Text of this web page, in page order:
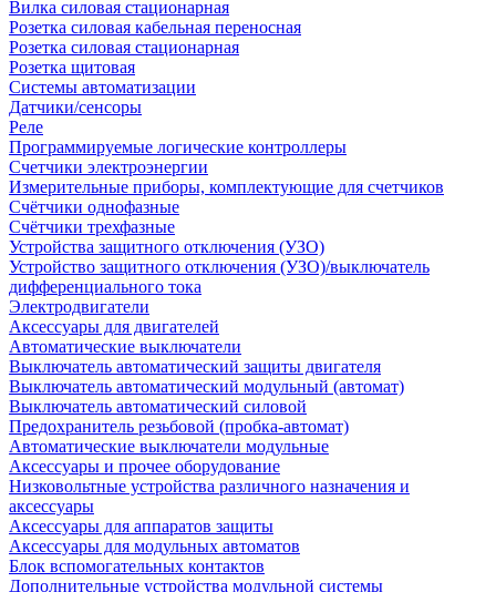
Вилка силовая стационарная
Розетка силовая кабельная переносная
Розетка силовая стационарная
Розетка щитовая
Системы автоматизации
Датчики/сенсоры
Реле
Программируемые логические контроллеры
Счетчики электроэнергии
Измерительные приборы, комплектующие для счетчиков
Счётчики однофазные
Счётчики трехфазные
Устройства защитного отключения (УЗО)
Устройство защитного отключения (УЗО)/выключатель
дифференциального тока
Электродвигатели
Аксессуары для двигателей
Автоматические выключатели
Выключатель автоматический защиты двигателя
Выключатель автоматический модульный (автомат)
Выключатель автоматический силовой
Предохранитель резьбовой (пробка-автомат)
Автоматические выключатели модульные
Аксессуары и прочее оборудование
Низковольтные устройства различного назначения и
аксессуары
Аксессуары для аппаратов защиты
Аксессуары для модульных автоматов
Блок вспомогательных контактов
Дополнительные устройства модульной системы